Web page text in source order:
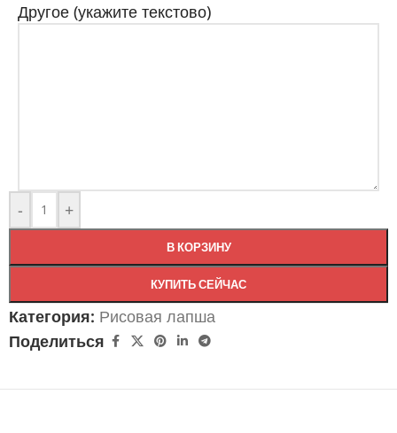
Другое (укажите текстово)
- +
В КОРЗИНУ
КУПИТЬ СЕЙЧАС
Категория: Рисовая лапша
Поделиться